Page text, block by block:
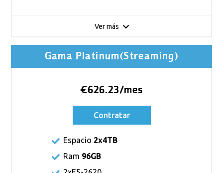
Ver más
Gama Platinum(Streaming)
€626.23/mes
Contratar
Espacio 2x4TB
Ram 96GB